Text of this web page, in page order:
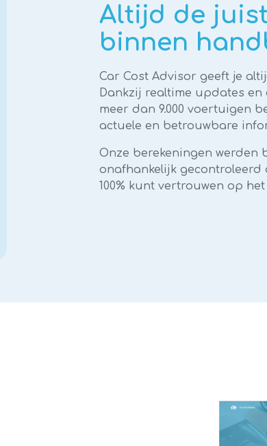
Altijd de
binnen
Car Cost Advisor geeft je
Dankzij realtime updates
meer dan 9.000 voertuigen
actuele en betrouwbare
Onze berekeningen werden
onafhankelijk gecontroleerd
100% kunt vertrouwen op